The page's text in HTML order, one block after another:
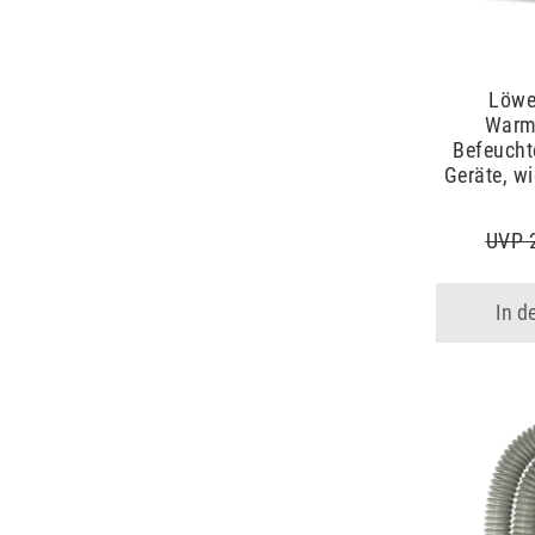
Geräte,
UVP
In